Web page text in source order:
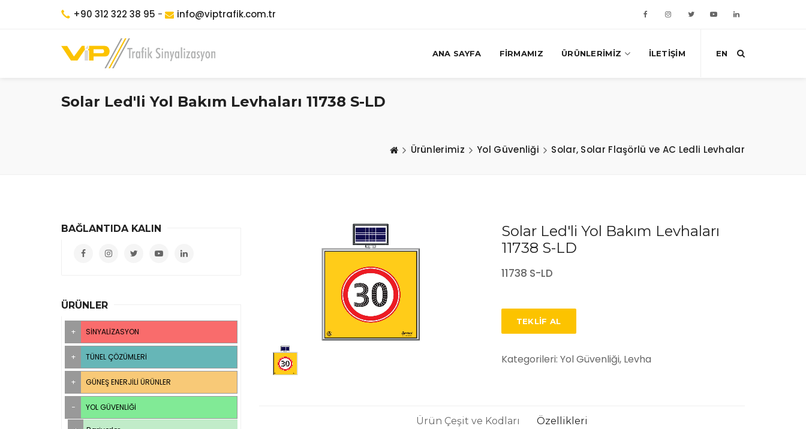
+90 312 322 38 95 - info@viptrafik.com.tr
EN
ANA SAYFA FIRMAMIZ ÜRÜNLERIMIZ İLETIŞIM
Solar Led'li Yol Bakım Levhaları 11738 S-LD
Ürünlerimiz Yol Güvenliği Solar, Solar Flaşörlü ve AC Ledli Levhalar
Solar Led'li Yol Bakım Levhaları
11738 S-LD
11738 S-LD
TEKLIF AL
Kategorileri: Yol Güvenliği, Levha
Ürün Çeşit ve Kodları Özellikleri
BAĞLANTIDA KALIN
ÜRÜNLER
SINYALIZASYON
TÜNEL ÇÖZÜMLERI
GÜNEŞ ENERJILI ÜRÜNLER
YOL GÜVENLIĞI